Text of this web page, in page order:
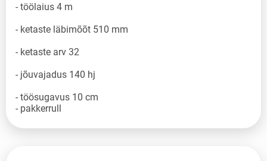
- töölaius 4 m
- ketaste läbimõõt 510 mm
- ketaste arv 32
- jõuvajadus 140 hj
- töösugavus 10 cm
- pakkerrull